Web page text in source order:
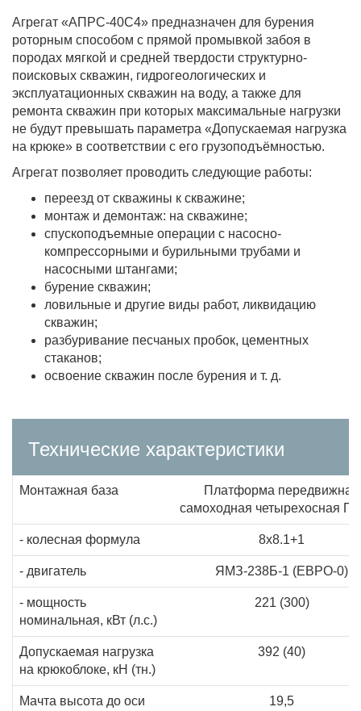
Агрегат «АПРС-40С4» предназначен для бурения
роторным способом с прямой промывкой забоя в
породах мягкой и средней твердости структурно-
поисковых скважин, гидрогеологических и
эксплуатационных скважин на воду, а также для
ремонта скважин при которых максимальные нагрузки
не будут превышать параметра «Допускаемая нагрузка
на крюке» в соответствии с его грузоподъёмностью.
Агрегат позволяет проводить следующие работы:
переезд от скважины к скважине;
монтаж и демонтаж: на скважине;
спускоподъемные операции с насосно-
компрессорными и бурильными трубами и
насосными штангами;
бурение скважин;
ловильные и другие виды работ, ликвидацию
скважин;
разбуривание песчаных пробок, цементных
стаканов;
освоение скважин после бурения и т. д.
Технические характеристики
Монтажная база
Платформа передвижная
самоходная четырехосная
- колесная формула 8х8.1+1
- двигатель ЯМЗ-238Б-1 (ЕВРО-0)
- мощность
номинальная, кВт (л.с.)
221 (300)
Допускаемая нагрузка
на крюкоблоке, кН (тн.)
392 (40)
Мачта высота до оси
19,5